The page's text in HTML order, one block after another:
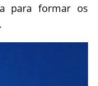
para formar os